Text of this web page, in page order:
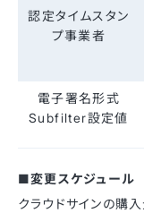
認定タイムスタン
プ事業者
電子署名形式
Subfilter設定値
■変更スケジュール
クラウドサインの購